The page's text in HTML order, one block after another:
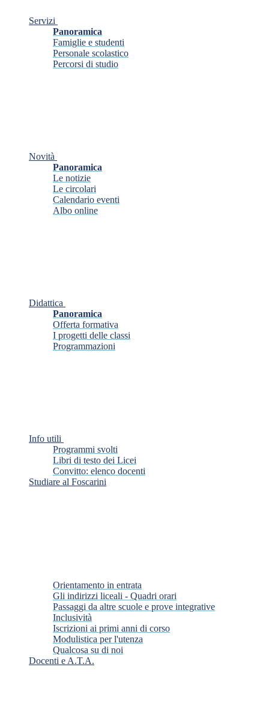
Servizi
Panoramica
Famiglie e studenti
Personale scolastico
Percorsi di studio
Novità
Panoramica
Le notizie
Le circolari
Calendario eventi
Albo online
Didattica
Panoramica
Offerta formativa
I progetti delle classi
Programmazioni
Info utili
Programmi svolti
Libri di testo dei Licei
Convitto: elenco docenti
Studiare al Foscarini
Orientamento in entrata
Gli indirizzi liceali - Quadri orari
Passaggi da altre scuole e prove integrative
Inclusività
Iscrizioni ai primi anni di corso
Modulistica per l'utenza
Qualcosa su di noi
Docenti e A.T.A.